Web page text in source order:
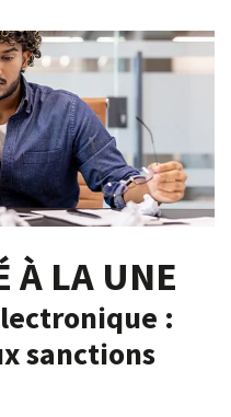
À LA UNE
:
sanctions